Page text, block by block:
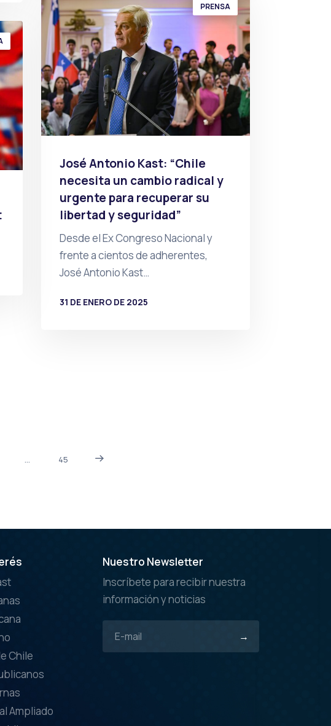
PRENSA
José Antonio Kast: “Chile
necesita un cambio radical y
urgente para recuperar su
libertad y seguridad”
Desde el Ex Congreso Nacional y
frente a cientos de adherentes,
José Antonio Kast…
31 DE ENERO DE 2025
… 45
Chile
Ampliado
Nuestro Newsletter
Inscríbete para recibir nuestra
información y noticias